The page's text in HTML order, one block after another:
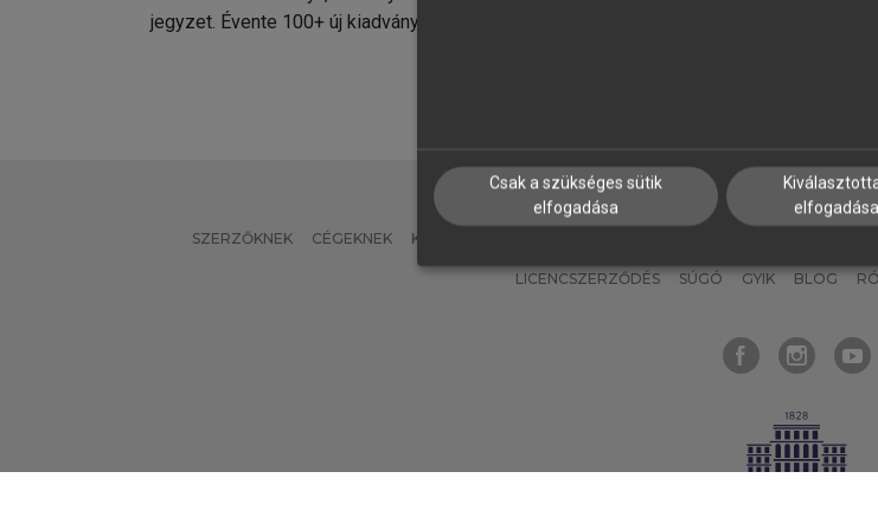
jegyzet. Évente 100+ új kiadvány.
SZERZŐKNEK CÉGEKNEK KÖNYVTÁROSOKNAK
LICENCSZERZŐDÉS SÚGÓ GYIK BLOG
Csak a szükséges sütik
elfogadása
elfogadása